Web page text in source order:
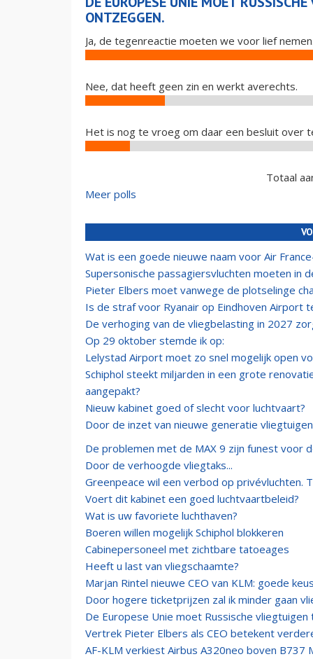
ONTZEGGEN.
Ja, de tegenreactie moeten we voor lief
Nee, dat heeft geen zin en werkt averechts.
Het is nog te vroeg om daar een besluit over
Totaal
Meer polls
Wat is een goede nieuwe naam voor Air
Supersonische passagiersvluchten moeten in
Pieter Elbers moet vanwege de plotselinge
Is de straf voor Ryanair op Eindhoven Airport
De verhoging van de vliegbelasting in 2027
Op 29 oktober stemde ik op:
Lelystad Airport moet zo snel mogelijk open
Schiphol steekt miljarden in een grote
aangepakt?
Nieuw kabinet goed of slecht voor luchtvaart?
Door de inzet van nieuwe generatie
De problemen met de MAX 9 zijn funest voor
Door de verhoogde vliegtaks...
Greenpeace wil een verbod op privévluchten.
Voert dit kabinet een goed luchtvaartbeleid?
Wat is uw favoriete luchthaven?
Boeren willen mogelijk Schiphol blokkeren
Cabinepersoneel met zichtbare tatoeages
Heeft u last van vliegschaamte?
Marjan Rintel nieuwe CEO van KLM: goede
Door hogere ticketprijzen zal ik minder gaan
De Europese Unie moet Russische
Vertrek Pieter Elbers als CEO betekent
AF-KLM verkiest Airbus A320neo boven B737